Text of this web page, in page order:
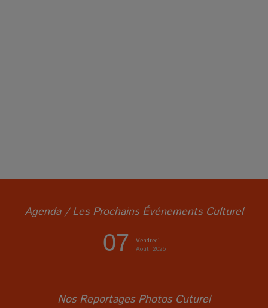
Agenda / Les Prochains Événements Culturel
07
Vendredi
Août, 2026
Nos Reportages Photos Cuturel